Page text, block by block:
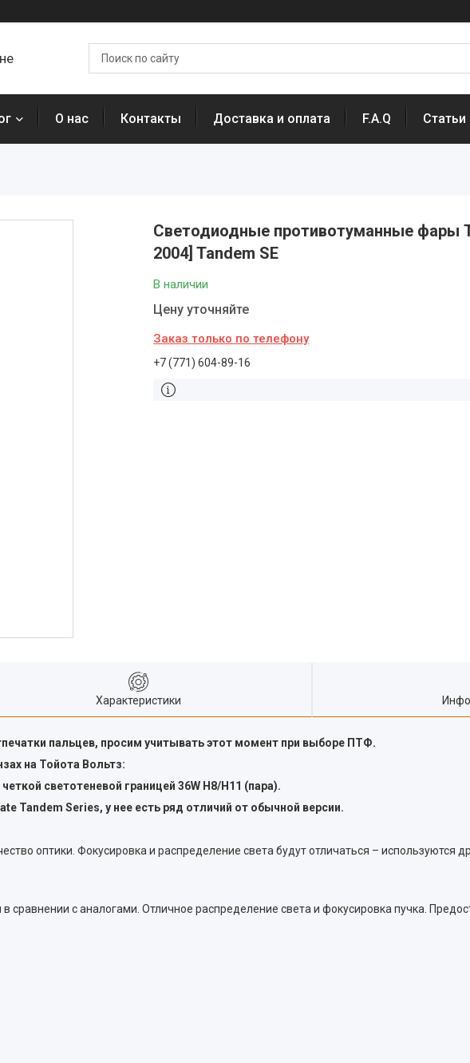
О нас Контакты Доставка и оплата F.A.Q Статьи
Светодиодные противотуманные фары
2004] Tandem SE
В наличии
Цену уточняйте
Заказ только по телефону
+7 (771) 604-89-16
Характеристики
пальцев, просим учитывать этот момент при выборе ПТФ.
на Тойота Вольтз:
светотеневой границей 36W H8/H11 (пара).
Tandem Series, у нее есть ряд отличий от обычной версии.
оптики. Фокусировка и распределение света будут отличаться – используются
сравнении с аналогами. Отличное распределение света и фокусировка пучка.